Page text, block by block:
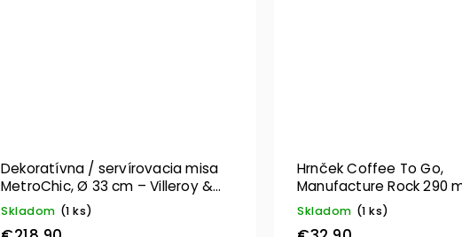
Dekoratívna / servírovacia misa
MetroChic, Ø 33 cm – Villeroy &
Boch
Skladom (1 ks)
Hrnček Coffee To Go,
Manufacture Rock 290
Villeroy & Boch
Skladom (1 ks)